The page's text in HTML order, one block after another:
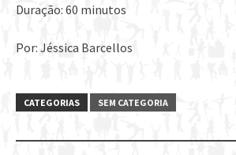
Duração: 60 minutos
Por: Jéssica Barcellos
CATEGORIAS SEM CATEGORIA